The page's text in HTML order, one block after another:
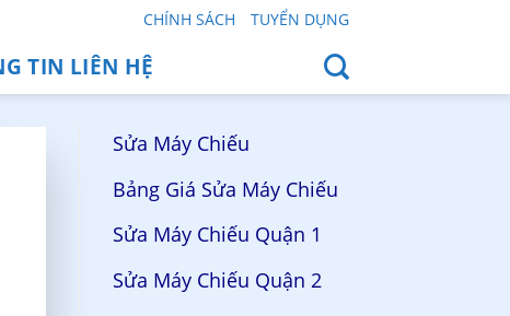
CHÍNH SÁCH TUYỂN DỤNG
TIN LIÊN HỆ
Sửa Máy Chiếu
Bảng Giá Sửa Máy Chiếu
Sửa Máy Chiếu Quận 1
Sửa Máy Chiếu Quận 2